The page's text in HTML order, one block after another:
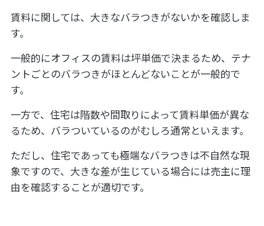
賃料に関しては、大きなバラつきがないかを確認しま
す。
一般的にオフィスの賃料は坪単価で決まるため、テナ
ントごとのバラつきがほとんどないことが一般的で
す。
一方で、住宅は階数や間取りによって賃料単価が異な
るため、バラついているのがむしろ通常といえます。
ただし、住宅であっても極端なバラつきは不自然な現
象ですので、大きな差が生じている場合には売主に理
由を確認することが適切です。